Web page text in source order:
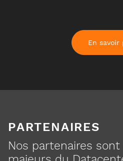
En savoir
PARTENAIRES
Nos partenaires